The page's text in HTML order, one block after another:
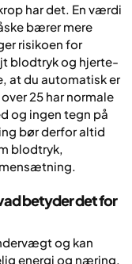
har det. En værdi
bærer mere
risikoen for
blodtryk og hjerte-
at du automatisk er
25 har normale
og ingen tegn på
bør derfor altid
blodtryk,
betyder det for
og kan
energi og næring,